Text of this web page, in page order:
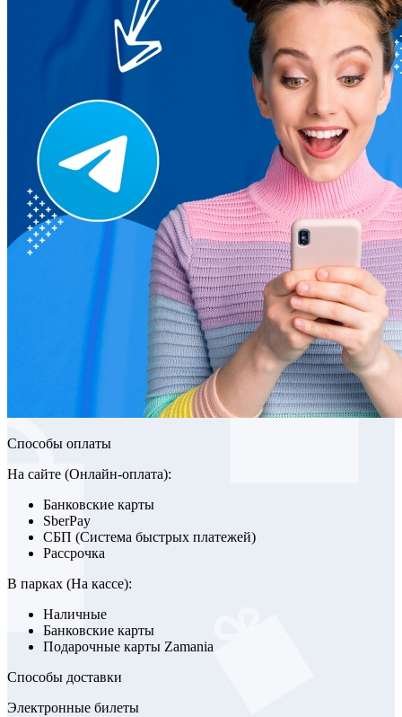
Способы оплаты
На сайте (Онлайн-оплата):
Банковские карты
SberPay
СБП (Система быстрых платежей)
Рассрочка
В парках (На кассе):
Наличные
Банковские карты
Подарочные карты Zamania
Способы доставки
Электронные билеты